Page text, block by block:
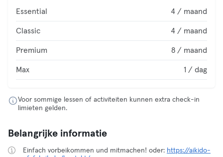
Essential 4 / maand
Classic 4 / maand
Premium 8 / maand
Max 1 / dag
Voor sommige lessen of activiteiten kunnen extra check-in
limieten gelden.
Belangrijke informatie
Einfach vorbeikommen und mitmachen! oder: https://aikido-